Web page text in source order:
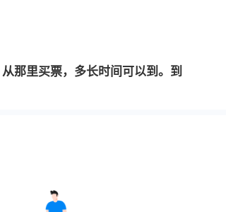
那里买票，多长时间可以到。到